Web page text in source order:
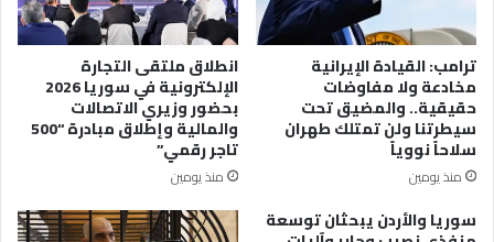
ترامب: القيادة الإيرانية
مخادعة ولا مفاوضات
حقيقية.. والمضيق تحت
سيطرتنا ولن تمتلك طهران
سلاحاً نووياً
منذ يومين
انطلاق ملتقى التجارة
الإلكترونية في سوريا 2026
بحضور وزيري الاتصالات
والمالية وإطلاق مبادرة “500
تاجر رقمي”
منذ يومين
سوريا والأردن يبحثان توسعة